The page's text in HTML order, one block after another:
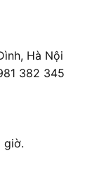
Hà Nội
382 345
giờ.